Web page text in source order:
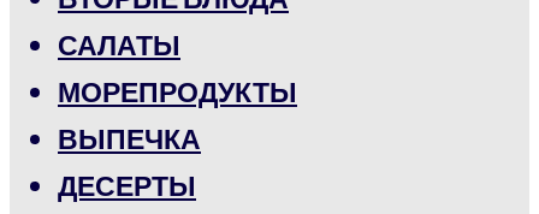
САЛАТЫ
МОРЕПРОДУКТЫ
ВЫПЕЧКА
ДЕСЕРТЫ